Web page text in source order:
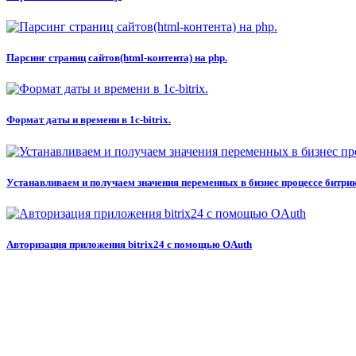
Парсинг страниц сайтов(html-контента) на php.
Формат даты и времени в 1c-bitrix.
Устанавливаем и получаем значения переменных в бизнес процессе
Авторизация приложения bitrix24 с помощью OAuth